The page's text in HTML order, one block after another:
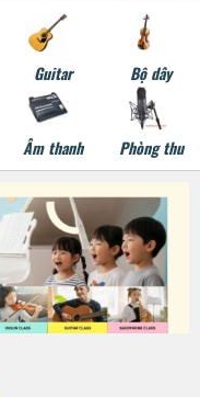
Guitar Bộ dây
Âm thanh Phòng thu